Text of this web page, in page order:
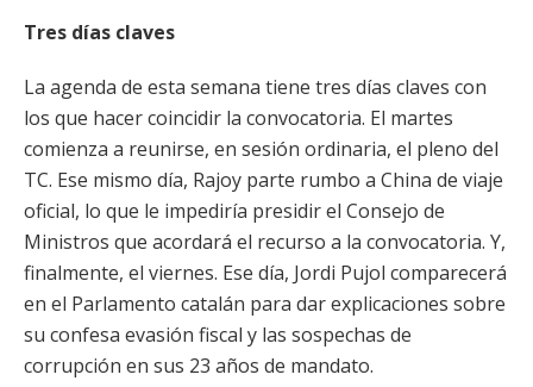
Tres días claves
La agenda de esta semana tiene tres días claves con
los que hacer coincidir la convocatoria. El martes
comienza a reunirse, en sesión ordinaria, el pleno del
TC. Ese mismo día, Rajoy parte rumbo a China de viaje
oficial, lo que le impediría presidir el Consejo de
Ministros que acordará el recurso a la convocatoria. Y,
finalmente, el viernes. Ese día, Jordi Pujol comparecerá
en el Parlamento catalán para dar explicaciones sobre
su confesa evasión fiscal y las sospechas de
corrupción en sus 23 años de mandato.